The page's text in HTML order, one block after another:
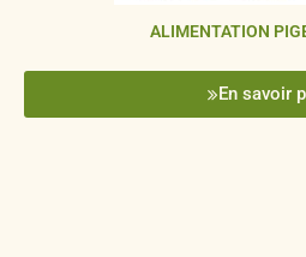
ALIMENTATION
En savoir